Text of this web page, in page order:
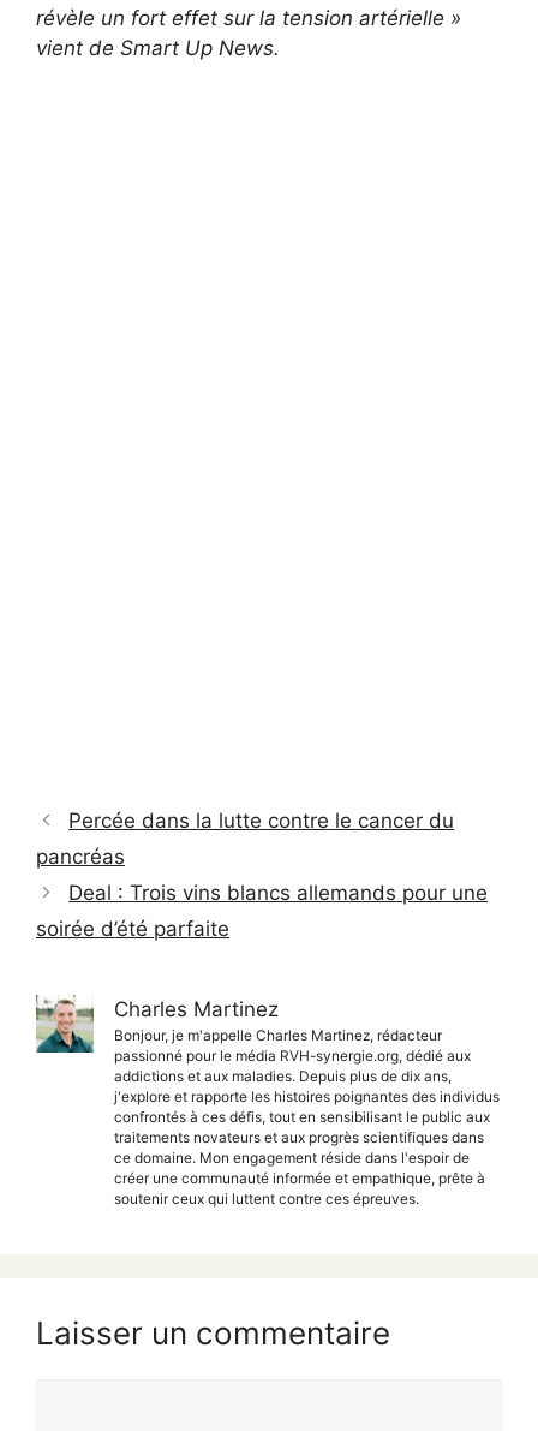
révèle un fort effet sur la tension artérielle »
vient de Smart Up News.
Percée dans la lutte contre le cancer du
pancréas
Deal : Trois vins blancs allemands pour une
soirée d’été parfaite
Charles Martinez
Bonjour, je m'appelle Charles Martinez, rédacteur
passionné pour le média RVH-synergie.org, dédié aux
addictions et aux maladies. Depuis plus de dix ans,
j'explore et rapporte les histoires poignantes des individus
confrontés à ces défis, tout en sensibilisant le public aux
traitements novateurs et aux progrès scientifiques dans
ce domaine. Mon engagement réside dans l'espoir de
créer une communauté informée et empathique, prête à
soutenir ceux qui luttent contre ces épreuves.
Laisser un commentaire